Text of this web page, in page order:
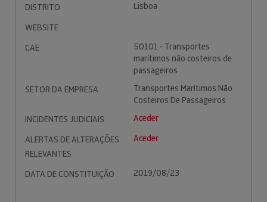
DISTRITO
Lisboa
WEBSITE
CAE
50101 - Transportes
marítimos não costeiros de
passageiros
SETOR DA EMPRESA
Transportes Marítimos Não
Costeiros De Passageiros
INCIDENTES JUDICIAIS
Aceder
ALERTAS DE ALTERAÇÕES
RELEVANTES
Aceder
DATA DE CONSTITUIÇÃO 2019/08/23